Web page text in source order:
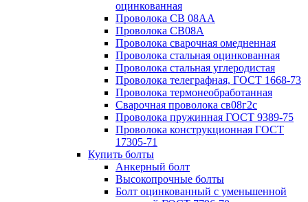
оцинкованная
Проволока СВ 08АА
Проволока СВ08А
Проволока сварочная омедненная
Проволока стальная оцинкованная
Проволока стальная углеродистая
Проволока телеграфная, ГОСТ 1668-73
Проволока термонеобработанная
Сварочная проволока св08г2с
Проволока пружинная ГОСТ 9389-75
Проволока конструкционная ГОСТ
17305-71
Купить болты
Анкерный болт
Высокопрочные болты
Болт оцинкованный с уменьшенной